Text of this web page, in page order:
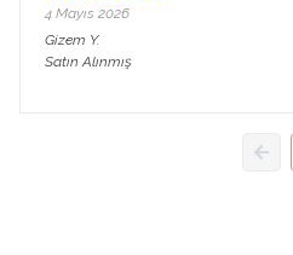
4 Mayıs 2026
Gizem Y.
Satın Alınmış